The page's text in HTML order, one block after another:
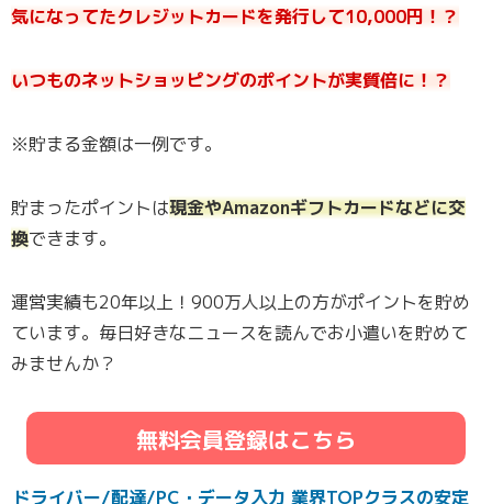
気になってたクレジットカードを発行して10,000円！？
いつものネットショッピングのポイントが実質倍に！？
※貯まる金額は一例です。
貯まったポイントは現金やAmazonギフトカードなどに交
換できます。
運営実績も20年以上！900万人以上の方がポイントを貯め
ています。毎日好きなニュースを読んでお小遣いを貯めて
みませんか？
無料会員登録はこちら
ドライバー/配達/PC・データ入力 業界TOPクラスの安定